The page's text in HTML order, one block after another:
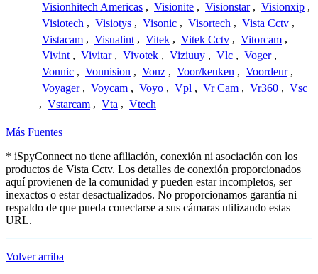
Visionhitech Americas , Visionite , Visionstar , Visionxip ,
Visiotech , Visiotys , Visonic , Visortech , Vista Cctv ,
Vistacam , Visualint , Vitek , Vitek Cctv , Vitorcam ,
Vivint , Vivitar , Vivotek , Viziuuy , Vlc , Voger ,
Vonnic , Vonnision , Vonz , Voor/keuken , Voordeur ,
Voyager , Voycam , Voyo , Vpl , Vr Cam , Vr360 , Vsc
, Vstarcam , Vta , Vtech
Más Fuentes
* iSpyConnect no tiene afiliación, conexión ni asociación con los
productos de Vista Cctv. Los detalles de conexión proporcionados
aquí provienen de la comunidad y pueden estar incompletos, ser
inexactos o estar desactualizados. No proporcionamos garantía ni
respaldo de que pueda conectarse a sus cámaras utilizando estas
URL.
Volver arriba